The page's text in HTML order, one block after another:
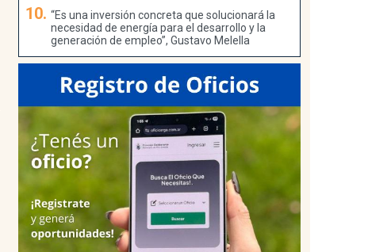
“Es una inversión concreta que solucionará la
necesidad de energía para el desarrollo y la
generación de empleo”, Gustavo Melella